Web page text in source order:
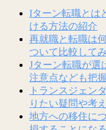
Iターン転職とは
ける方法の紹介
再就職と転職は
ついて比較して
Jターン転職が選
注意点なども把
トランスジェン
りたい疑問や考
地方への移住に